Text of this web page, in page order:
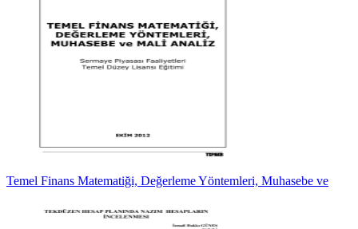
Temel Finans Matematiği, Değerleme Yöntemleri, Muhasebe ve